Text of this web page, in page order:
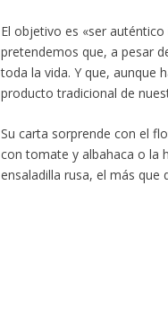
El objetivo es «ser
pretendemos que, a pesar
toda la vida. Y que, aunque
producto tradicional de
Su carta sorprende con el
con tomate y albahaca o la
ensaladilla rusa, el más